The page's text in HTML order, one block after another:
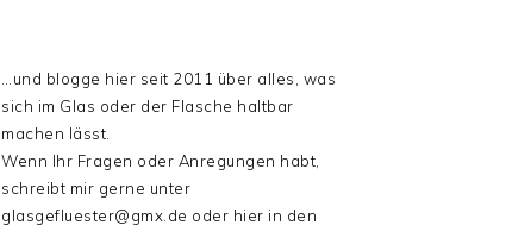
…und blogge hier seit 2011 über alles, was
sich im Glas oder der Flasche haltbar
machen lässt.
Wenn Ihr Fragen oder Anregungen habt,
schreibt mir gerne unter
glasgefluester@gmx.de oder hier in den